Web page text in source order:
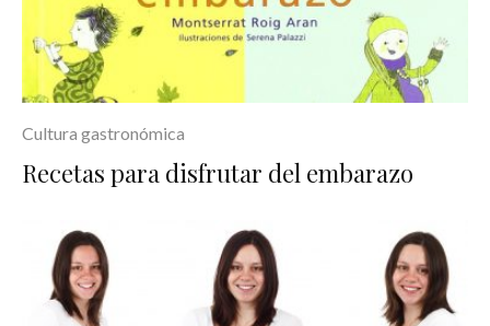
Cultura gastronómica
Recetas para disfrutar del embarazo